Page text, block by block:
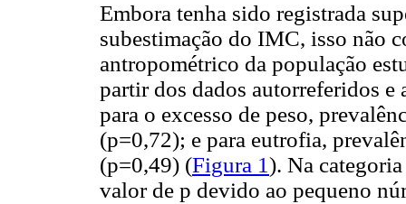
Embora tenha sido registrada
subestimação do IMC, isso não
antropométrico da população
partir dos dados autorreferidos e
para o excesso de peso,
(p=0,72); e para eutrofia,
(p=0,49) (Figura 1). Na
valor de p devido ao pequeno